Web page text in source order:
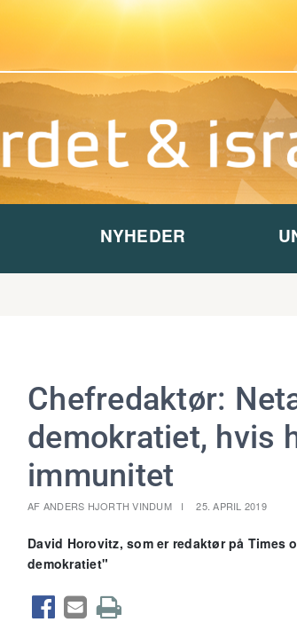
NYHEDER
Chefredaktør:
demokratiet, hvis
immunitet
AF ANDERS HJORTH VINDUM 25. APRIL 2019
David Horovitz, som er redaktør på Times
demokratiet"
  